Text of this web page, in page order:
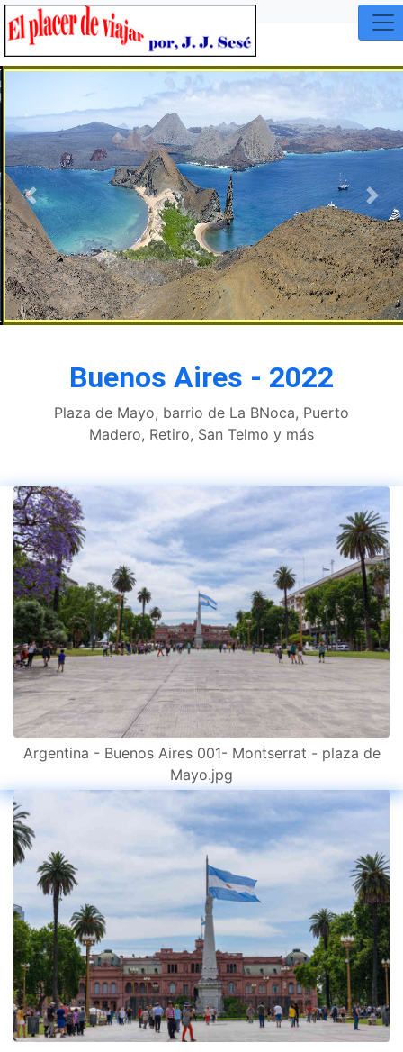
Previous Next
Buenos Aires - 2022
Plaza de Mayo, barrio de La BNoca, Puerto
Madero, Retiro, San Telmo y más
Argentina - Buenos Aires 001- Montserrat - plaza de
Mayo.jpg